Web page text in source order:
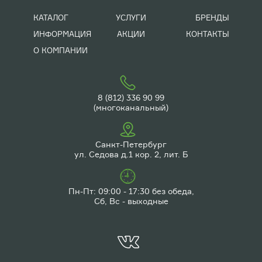
КАТАЛОГ УСЛУГИ
БРЕНДЫ
ИНФОРМАЦИЯ
АКЦИИ
КОНТАКТЫ
О КОМПАНИИ
8 (812) 336 90 99
(многоканальный)
Санкт-Петербург
ул. Седова д.1 кор. 2, лит. Б
Пн-Пт: 09:00 - 17:30 без обеда,
Сб, Вс - выходные